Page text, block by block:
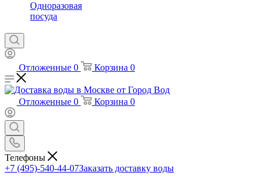
Одноразовая
посуда
Отложенные 0 Корзина 0
Отложенные 0 Корзина 0
Телефоны
+7 (495)-540-44-07Заказать доставку воды